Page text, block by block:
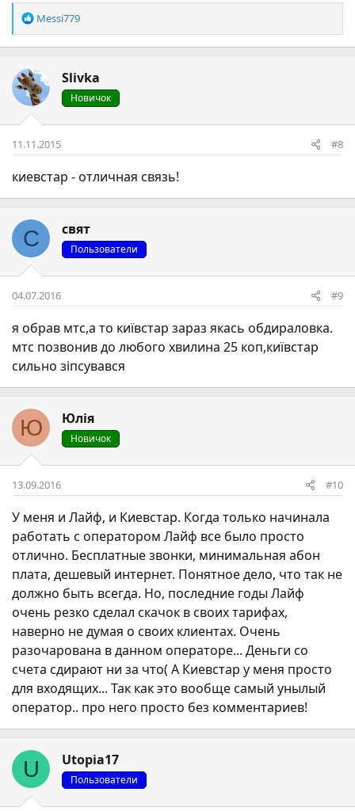
Р
е
а
ц
і
ї
Messi779
Slivka
Новичок
11.11.2015 #8
киевстар - отличная связь!
С свят
Пользователи
04.07.2016 #9
я обрав мтс,а то київстар зараз якась обдираловка.
мтс позвонив до любого хвилина 25 коп,київстар
сильно зіпсувався
Ю Юлія
Новичок
13.09.2016 #10
У меня и Лайф, и Киевстар. Когда только начинала
работать с оператором Лайф все было просто
отлично. Бесплатные звонки, минимальная абон
плата, дешевый интернет. Понятное дело, что так не
должно быть всегда. Но, последние годы Лайф
очень резко сделал скачок в своих тарифах,
наверно не думая о своих клиентах. Очень
разочарована в данном операторе... Деньги со
счета сдирают ни за что( А Киевстар у меня просто
для входящих... Так как это вообще самый унылый
оператор.. про него просто без комментариев!
U Utopia17
Пользователи